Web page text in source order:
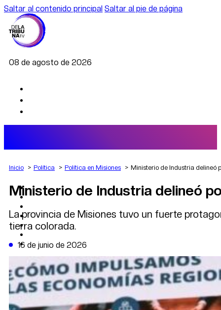
Saltar al contenido principal Saltar al pie de página
08 de agosto de 2026
AGRO
DEPORTES
POLÍTICA
CAMBIO CLIMÁTICO
DE LA TRIBUNA TV
Inicio Política Política en Misiones Ministerio de Industria delineó
Ministerio de Industria delineó
La provincia de Misiones tuvo un fuerte
tierra colorada.
16 de junio de 2026